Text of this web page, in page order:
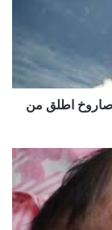
صاروخ اطلق من